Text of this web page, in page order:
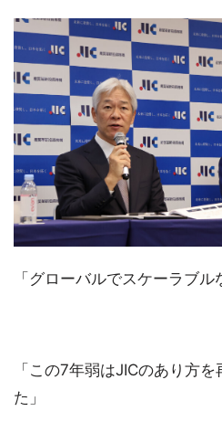
「グローバルでスケーラブル
「この7年弱はJICのあり方
た」